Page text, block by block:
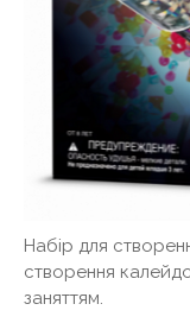
Набір для
створення
заняттям.